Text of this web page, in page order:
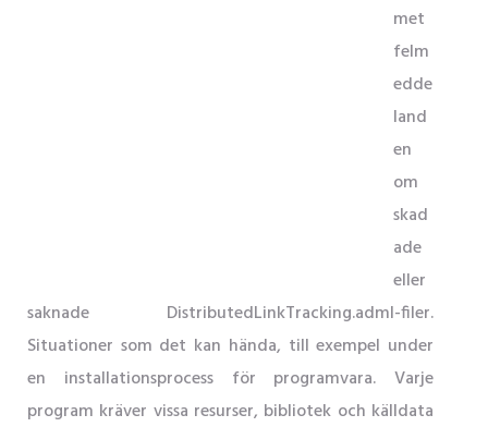
met
felm
edde
land
en
om
skad
ade
eller
saknade DistributedLinkTracking.adml-filer.
Situationer som det kan hända, till exempel under
en installationsprocess för programvara. Varje
program kräver vissa resurser, bibliotek och källdata